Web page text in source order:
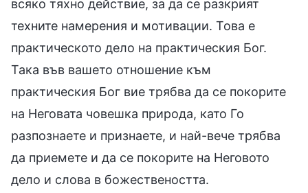
всяко тяхно действие, за да се разкрият
техните намерения и мотивации. Това е
практическото дело на практическия Бог.
Така във вашето отношение към
практическия Бог вие трябва да се покорите
на Неговата човешка природа, като Го
разпознаете и признаете, и най-вече трябва
да приемете и да се покорите на Неговото
дело и слова в божествеността.